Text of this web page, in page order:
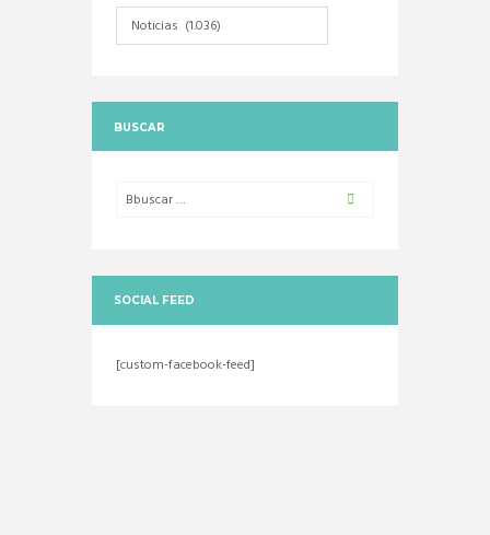
Categorias
BUSCAR
SOCIAL FEED
[custom-facebook-feed]